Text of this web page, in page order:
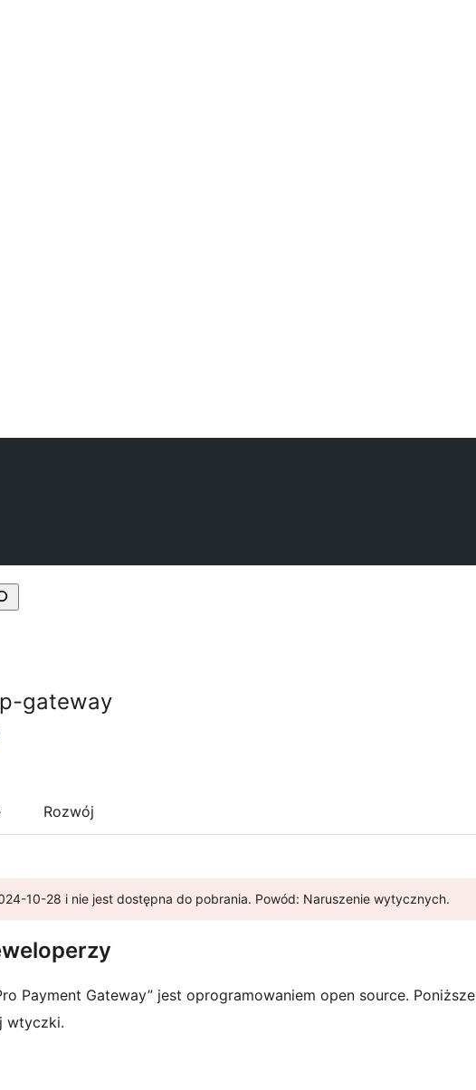
gateway
Rozwój
10-28 i nie jest dostępna do pobrania. Powód: Naruszenie wytycznych.
Payment Gateway” jest oprogramowaniem open source. Poniższe
wtyczki.